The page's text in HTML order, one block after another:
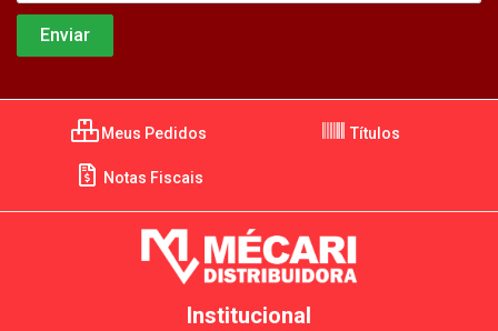
Meus Pedidos Títulos
Notas Fiscais
Institucional